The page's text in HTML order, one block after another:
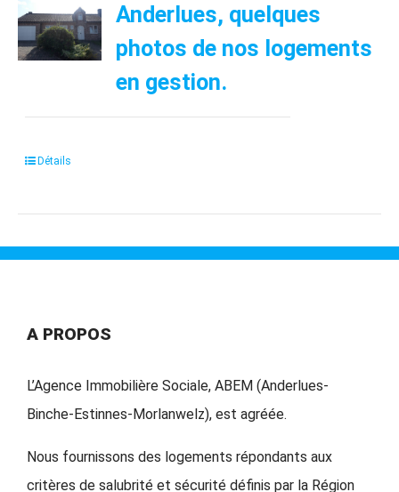
Anderlues, quelques
photos de nos logements
en gestion.
Détails
A PROPOS
L’Agence Immobilière Sociale, ABEM (Anderlues-
Binche-Estinnes-Morlanwelz), est agréée.
Nous fournissons des logements répondants aux
critères de salubrité et sécurité définis par la Région